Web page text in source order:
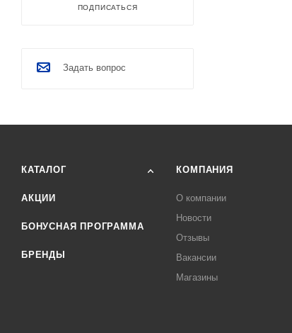
ПОДПИСАТЬСЯ
Задать вопрос
КАТАЛОГ
АКЦИИ
БОНУСНАЯ ПРОГРАММА
БРЕНДЫ
КОМПАНИЯ
О компании
Новости
Отзывы
Вакансии
Магазины